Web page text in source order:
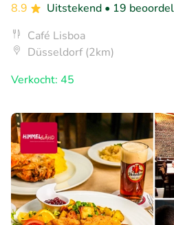
8.9
Uitstekend • 19
Café Lisboa
Düsseldorf (2km)
Verkocht: 45